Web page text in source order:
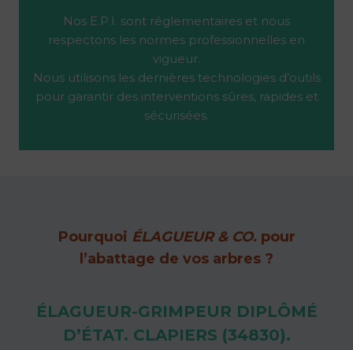
Nos E.P.I. sont réglementaires et nous
respectons les normes professionnelles en
vigueur.
Nous utilisons les dernières technologies d’outils
pour garantir des interventions sûres, rapides et
sécurisées.
Pourquoi ÉLAGUEUR & CO.pour
l’abattage de vos arbres ?
ÉLAGUEUR-GRIMPEUR DIPLÔMÉ
D’ÉTAT. CLAPIERS (34830).